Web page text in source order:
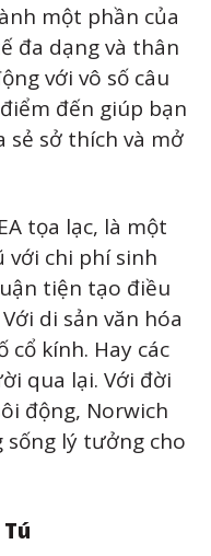
một phần của
đa dạng và thân
với vô số câu
đến giúp bạn
sẻ sở thích và mở
tọa lạc, là một
với chi phí sinh
tiện tạo điều
di sản văn hóa
kính. Hay các
qua lại. Với đời
động, Norwich
lý tưởng cho